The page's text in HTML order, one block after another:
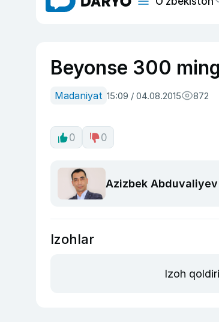
Beyonse 300
Madaniyat 15:09 / 04.08.2015 872
0 0
Azizbek Abduvaliyev
Izohlar
Izoh